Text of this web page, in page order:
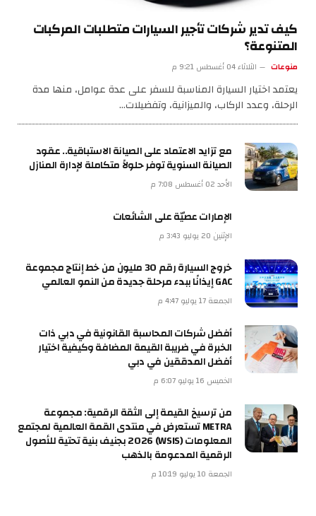
كيف تدير شركات تأجير السيارات متطلبات المركبات
المتنوعة؟
منوعات الثلاثاء 04 أغسطس 9:21 م
يعتمد اختيار السيارة المناسبة للسفر على عدة عوامل، منها مدة
الرحلة، وعدد الركاب، والميزانية، وتفضيلات…
مع تزايد الاعتماد على الصيانة الاستباقية.. عقود
الصيانة السنوية توفر حلولاً متكاملة لإدارة المنازل
الأحد 02 أغسطس 7:08 م
الإمارات عصيّة على الشائعات
الإثنين 20 يوليو 3:43 م
خروج السيارة رقم 30 مليون من خط إنتاج مجموعة
GAC إيذانًا ببدء مرحلة جديدة من النمو العالمي
الجمعة 17 يوليو 4:47 م
أفضل شركات المحاسبة القانونية في دبي ذات
الخبرة في ضريبة القيمة المضافة وكيفية اختيار
أفضل المدققين في دبي
الخميس 16 يوليو 6:07 م
من ترسيخ القيمة إلى الثقة الرقمية: مجموعة
METRA تستعرض في منتدى القمة العالمية لمجتمع
المعلومات (WSIS) 2026 بجنيف بنية تحتية للأصول
الرقمية المدعومة بالذهب
الجمعة 10 يوليو 10:19 م